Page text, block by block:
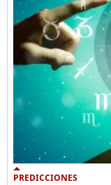
PREDICCIONES